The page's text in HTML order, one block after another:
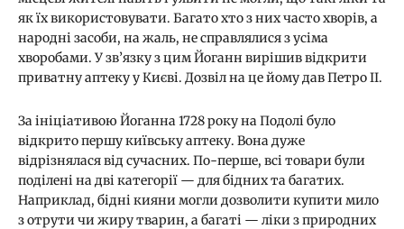
як їх використовувати. Багато хто з них часто хворів, а
народні засоби, на жаль, не справлялися з усіма
хворобами. У зв’язку з цим Йоганн вирішив відкрити
приватну аптеку у Києві. Дозвіл на це йому дав Петро II.
За ініціативою Йоганна 1728 року на Подолі було
відкрито першу київську аптеку. Вона дуже
відрізнялася від сучасних. По-перше, всі товари були
поділені на дві категорії — для бідних та багатих.
Наприклад, бідні кияни могли дозволити купити мило
з отрути чи жиру тварин, а багаті — ліки з природних